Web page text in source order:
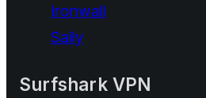
Ironwall
Saily
Surfshark VPN